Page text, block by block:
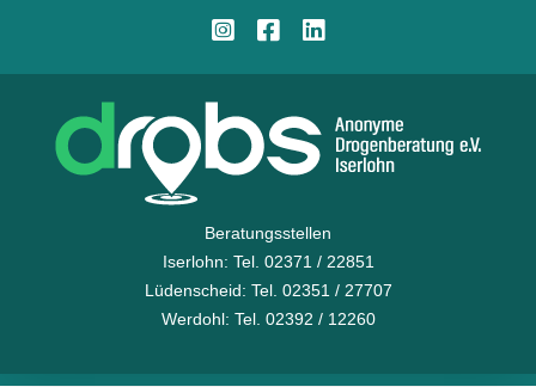
Instagram
Facebook
Beratungsstellen
Iserlohn: Tel. 02371 / 22851
Lüdenscheid: Tel. 02351 / 27707
Werdohl: Tel. 02392 / 12260